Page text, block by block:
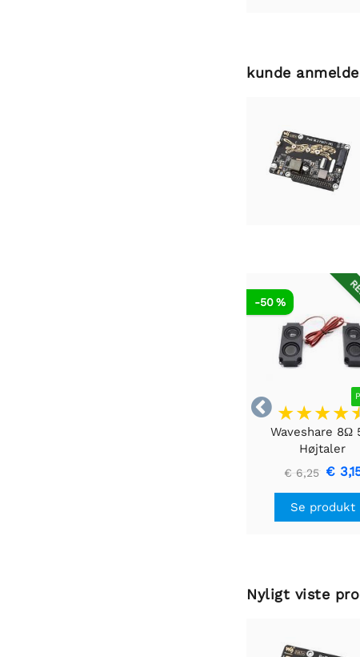
kunde

-50 %
Waveshare 8Ω
Højtaler
€ 6,25 €
Se produkt
Nyligt viste